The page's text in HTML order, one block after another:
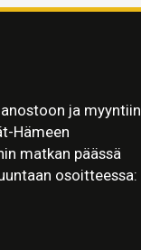
ja myyntiin
Hämeen
matkan päässä
osoitteessa: